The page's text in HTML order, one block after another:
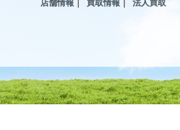
店舗情報 買取情報 法人買取